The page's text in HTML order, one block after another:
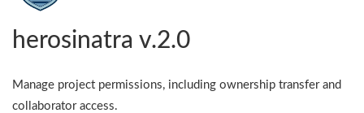
herosinatra v.2.0
Manage project permissions, including ownership transfer and
collaborator access.